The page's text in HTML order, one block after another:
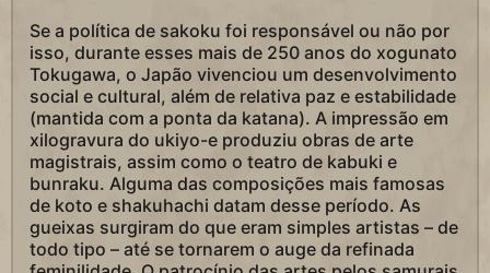
Se a política de sakoku foi responsável ou não por
isso, durante esses mais de 250 anos do xogunato
Tokugawa, o Japão vivenciou um desenvolvimento
social e cultural, além de relativa paz e estabilidade
(mantida com a ponta da katana). A impressão em
xilogravura do ukiyo-e produziu obras de arte
magistrais, assim como o teatro de kabuki e
bunraku. Alguma das composições mais famosas
de koto e shakuhachi datam desse período. As
gueixas surgiram do que eram simples artistas – de
todo tipo – até se tornarem o auge da refinada